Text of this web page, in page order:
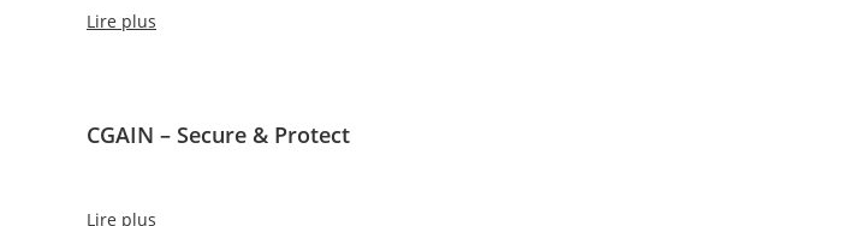
Lire plus
CGAIN – Secure & Protect
Lire plus